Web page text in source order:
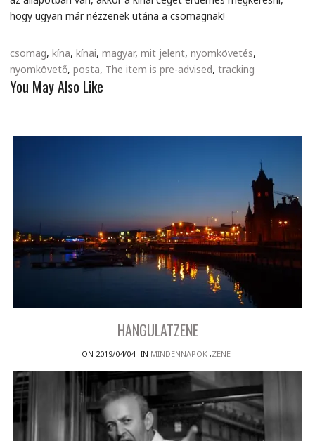
hogy ugyan már nézzenek utána a csomagnak!
csomag, kína, kínai, magyar, mit jelent, nyomkövetés,
nyomkövető, posta, The item is pre-advised, tracking
You May Also Like
HANGULATZENE
ON 2019/04/04 IN MINDENNAPOK,ZENE